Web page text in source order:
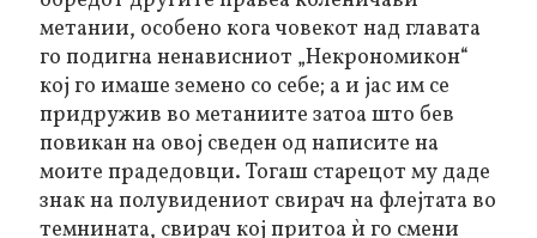
метании, особено кога човекот над главата
го подигна ненависниот „Некрономикон“
кој го имаше земено со себе; а и јас им се
придружив во метаниите затоа што бев
повикан на овој сведен од написите на
моите прадедовци. Тогаш старецот му даде
знак на полувидениот свирач на флејтата во
темнината, свирач кој притоа ѝ го смени